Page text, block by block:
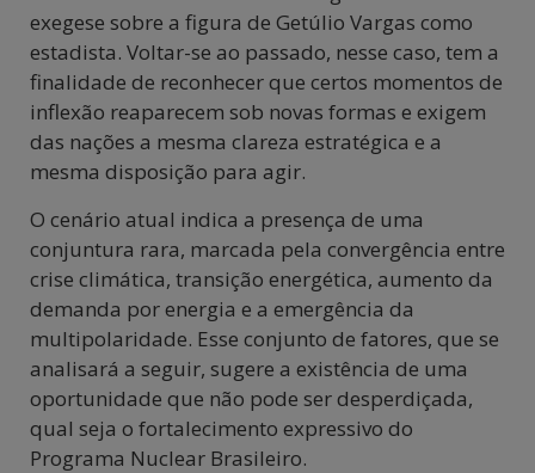
exegese sobre a figura de Getúlio Vargas como
estadista. Voltar-se ao passado, nesse caso, tem a
finalidade de reconhecer que certos momentos de
inflexão reaparecem sob novas formas e exigem
das nações a mesma clareza estratégica e a
mesma disposição para agir.
O cenário atual indica a presença de uma
conjuntura rara, marcada pela convergência entre
crise climática, transição energética, aumento da
demanda por energia e a emergência da
multipolaridade. Esse conjunto de fatores, que se
analisará a seguir, sugere a existência de uma
oportunidade que não pode ser desperdiçada,
qual seja o fortalecimento expressivo do
Programa Nuclear Brasileiro.